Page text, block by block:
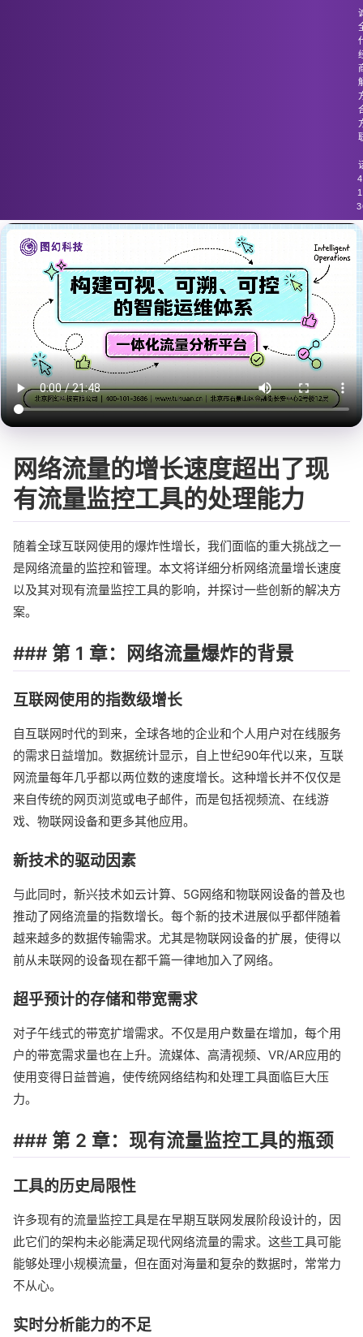
网络流量的增长速度超出了现
有流量监控工具的处理能力
随着全球互联网使用的爆炸性增长，我们面临的重大挑战之一
是网络流量的监控和管理。本文将详细分析网络流量增长速度
以及其对现有流量监控工具的影响，并探讨一些创新的解决方
案。
### 第 1 章：网络流量爆炸的背景
互联网使用的指数级增长
自互联网时代的到来，全球各地的企业和个人用户对在线服务
的需求日益增加。数据统计显示，自上世纪90年代以来，互联
网流量每年几乎都以两位数的速度增长。这种增长并不仅仅是
来自传统的网页浏览或电子邮件，而是包括视频流、在线游
戏、物联网设备和更多其他应用。
新技术的驱动因素
与此同时，新兴技术如云计算、5G网络和物联网设备的普及也
推动了网络流量的指数增长。每个新的技术进展似乎都伴随着
越来越多的数据传输需求。尤其是物联网设备的扩展，使得以
前从未联网的设备现在都千篇一律地加入了网络。
超乎预计的存储和带宽需求
对子午线式的带宽扩增需求。不仅是用户数量在增加，每个用
户的带宽需求量也在上升。流媒体、高清视频、VR/AR应用的
使用变得日益普遍，使传统网络结构和处理工具面临巨大压
力。
### 第 2 章：现有流量监控工具的瓶颈
工具的历史局限性
许多现有的流量监控工具是在早期互联网发展阶段设计的，因
此它们的架构未必能满足现代网络流量的需求。这些工具可能
能够处理小规模流量，但在面对海量和复杂的数据时，常常力
不从心。
实时分析能力的不足